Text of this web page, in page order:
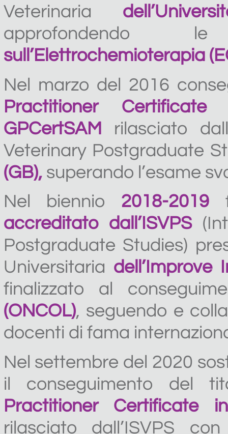
Veterinaria
approfondendo
sull’Elettrochemioterapia
Nel marzo del 2016
Practitioner
GPCertSAM
rilasciato
Veterinary Postgraduate
(GB),superando l’esame
Nel biennio 2018-2019
accreditato dall’ISVPS
Postgraduate Studies)
Universitaria dell’Improve
finalizzato al
(ONCOL), seguendo e
docenti di fama
Nel settembre del 2020
il conseguimento del
Practitioner Certificate
rilasciato dall’ISVPS